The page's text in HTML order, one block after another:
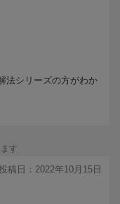
法シリーズの方がわか
す
稿日：2022年10月15日